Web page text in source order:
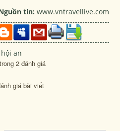
tin: www.vntravellive.com
hội an
2 đánh giá
giá bài viết